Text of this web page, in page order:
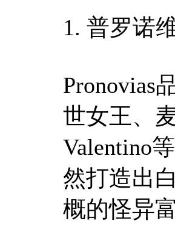
1. 普罗诺
Pronovias
世女王、
Valentino
然打造出
概的怪异